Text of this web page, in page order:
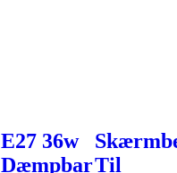
E27 36w
DæmpbarTil